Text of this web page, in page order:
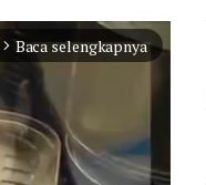
arrow_forward_ios Baca selengkapnya